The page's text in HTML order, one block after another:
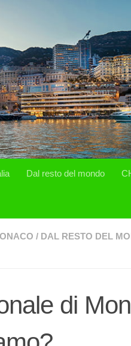
Dal resto del mondo
/ DAL RESTO DEL
di